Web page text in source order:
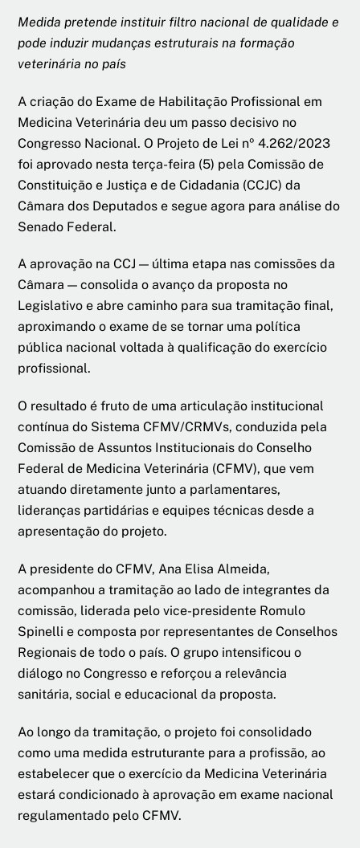
Medida pretende instituir filtro nacional de qualidade e
pode induzir mudanças estruturais na formação
veterinária no país
A criação do Exame de Habilitação Profissional em
Medicina Veterinária deu um passo decisivo no
Congresso Nacional. O Projeto de Lei nº 4.262/2023
foi aprovado nesta terça-feira (5) pela Comissão de
Constituição e Justiça e de Cidadania (CCJC) da
Câmara dos Deputados e segue agora para análise do
Senado Federal.
A aprovação na CCJ — última etapa nas comissões da
Câmara — consolida o avanço da proposta no
Legislativo e abre caminho para sua tramitação final,
aproximando o exame de se tornar uma política
pública nacional voltada à qualificação do exercício
profissional.
O resultado é fruto de uma articulação institucional
contínua do Sistema CFMV/CRMVs, conduzida pela
Comissão de Assuntos Institucionais do Conselho
Federal de Medicina Veterinária (CFMV), que vem
atuando diretamente junto a parlamentares,
lideranças partidárias e equipes técnicas desde a
apresentação do projeto.
A presidente do CFMV, Ana Elisa Almeida,
acompanhou a tramitação ao lado de integrantes da
comissão, liderada pelo vice-presidente Romulo
Spinelli e composta por representantes de Conselhos
Regionais de todo o país. O grupo intensificou o
diálogo no Congresso e reforçou a relevância
sanitária, social e educacional da proposta.
Ao longo da tramitação, o projeto foi consolidado
como uma medida estruturante para a profissão, ao
estabelecer que o exercício da Medicina Veterinária
estará condicionado à aprovação em exame nacional
regulamentado pelo CFMV.